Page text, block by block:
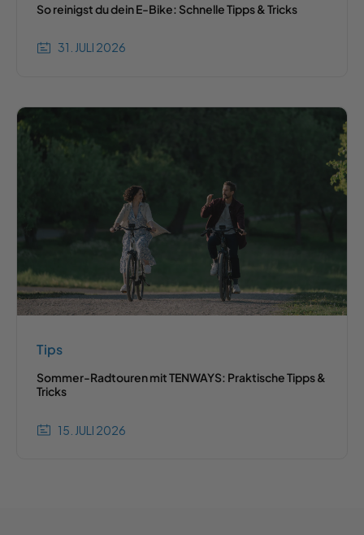
So reinigst du dein E-Bike: Schnelle Tipps & Tricks
31. JULI 2026
Tips
Sommer-Radtouren mit TENWAYS: Praktische Tipps &
Tricks
15. JULI 2026